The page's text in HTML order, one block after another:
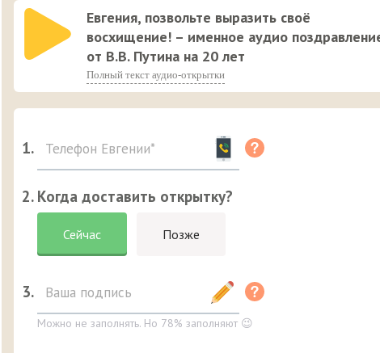
Евгения, позвольте выразить своё
восхищение! – именное аудио
от В.В. Путина на 20 лет
Полный текст аудио-открытки
1.
2. Когда доставить открытку?
Сейчас Позже
3.
Можно не заполнять. Но 78% заполняют 😉